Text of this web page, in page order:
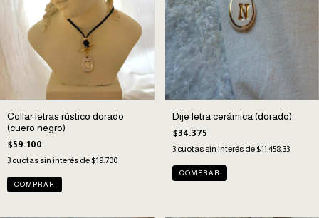
Collar letras rústico dorado
(cuero negro)
$59.100
3 cuotas sin interés de $19.700
COMPRAR
Dije letra cerámica (dorado)
$34.375
3 cuotas sin interés de $11.458,33
COMPRAR